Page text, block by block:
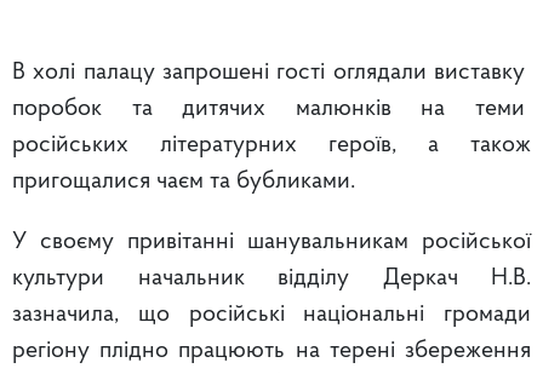
В холі палацу запрошені гості оглядали виставку
поробок та дитячих малюнків на теми
російських літературних героїв, а також
пригощалися чаєм та бубликами.
У своєму привітанні шанувальникам російської
культури начальник відділу Деркач Н.В.
зазначила, що російські національні громади
регіону плідно працюють на терені збереження